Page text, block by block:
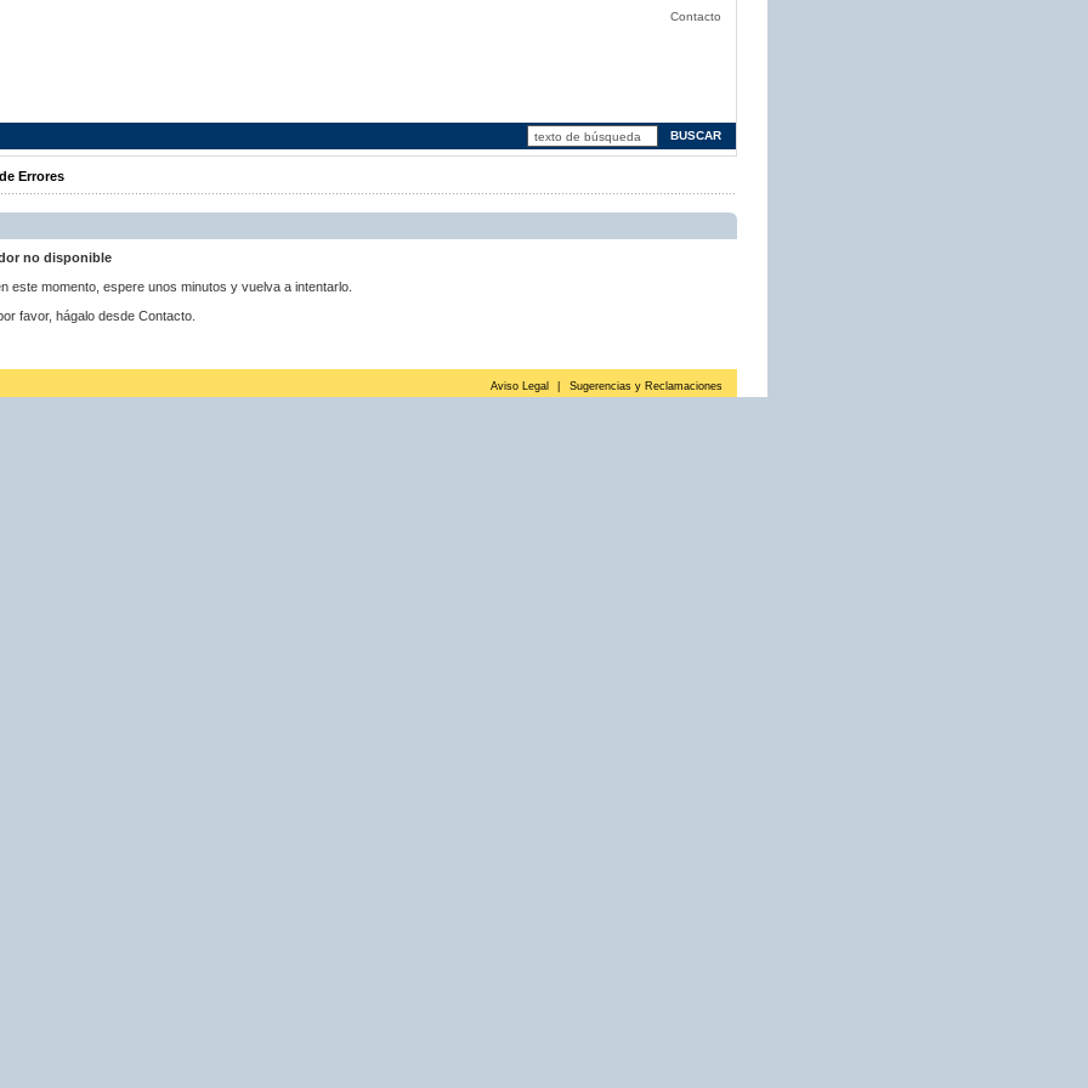
Contacto
Errores
no disponible
este momento, espere unos minutos y vuelva a intentarlo.
favor, hágalo desde Contacto.
Aviso Legal Sugerencias y Reclamaciones